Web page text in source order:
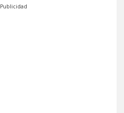
Publicidad